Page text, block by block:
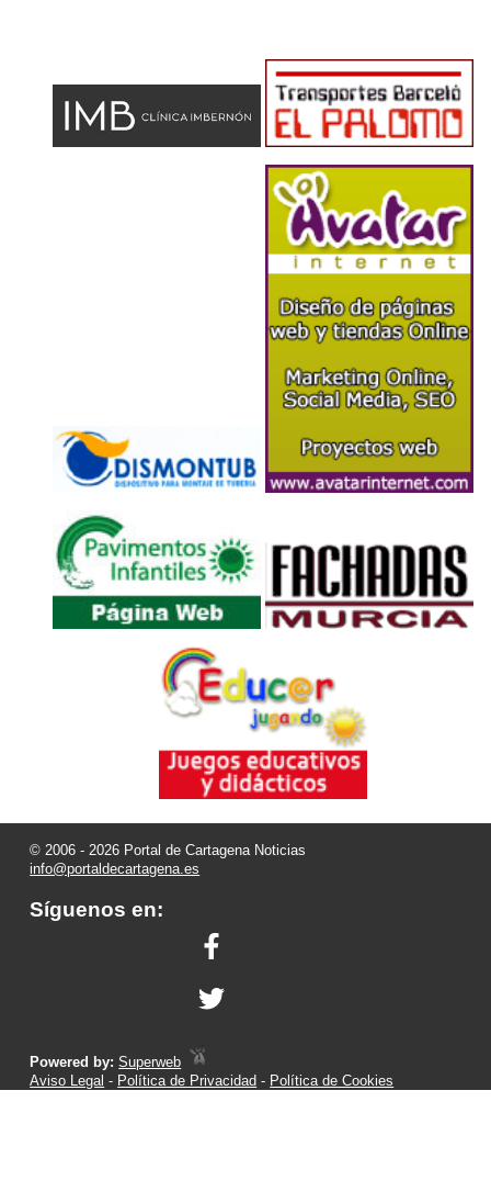
© 2006 - 2026 Portal de Cartagena Noticias
info@portaldecartagena.es
Síguenos en:
Powered by:Superweb
Aviso Legal - Política de Privacidad - Política de Cookies